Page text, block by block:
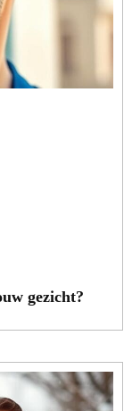
gezicht?